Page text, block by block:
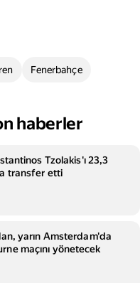
Fenerbahçe
haberler
Tzolakis'ı 23,3
transfer etti
yarın Amsterdam'da
maçını yönetecek